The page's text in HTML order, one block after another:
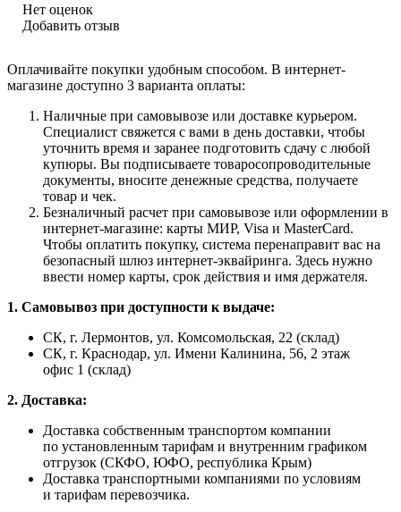
Нет оценок
Добавить отзыв
Оплачивайте покупки удобным способом. В интернет-
магазине доступно 3 варианта оплаты:
Наличные при самовывозе или доставке курьером.
Специалист свяжется с вами в день доставки, чтобы
уточнить время и заранее подготовить сдачу с любой
купюры. Вы подписываете товаросопроводительные
документы, вносите денежные средства, получаете
товар и чек.
Безналичный расчет при самовывозе или оформлении в
интернет-магазине: карты МИР, Visa и MasterCard.
Чтобы оплатить покупку, система перенаправит вас на
безопасный шлюз интернет-эквайринга. Здесь нужно
ввести номер карты, срок действия и имя держателя.
1. Самовывоз при доступности к выдаче:
СК, г. Лермонтов, ул. Комсомольская, 22 (склад)
СК, г. Краснодар, ул. Имени Калинина, 56, 2 этаж
офис 1 (склад)
2. Доставка:
Доставка собственным транспортом компании
по установленным тарифам и внутренним графиком
отгрузок (СКФО, ЮФО, республика Крым)
Доставка транспортными компаниями по условиям
и тарифам перевозчика.